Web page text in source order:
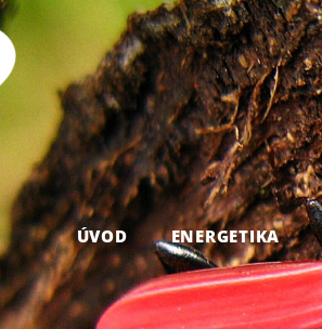
ÚVOD ENERGETIKA